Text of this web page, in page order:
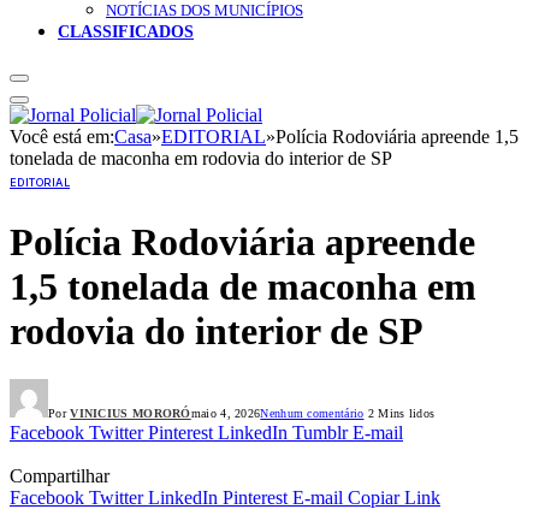
NOTÍCIAS DOS MUNICÍPIOS
CLASSIFICADOS
Você está em:Casa»EDITORIAL»Polícia Rodoviária apreende 1,5
tonelada de maconha em rodovia do interior de SP
EDITORIAL
Polícia Rodoviária apreende
1,5 tonelada de maconha em
rodovia do interior de SP
Por VINICIUS MORORÓmaio 4, 2026Nenhum comentário 2 Mins lidos
Facebook Twitter Pinterest LinkedIn Tumblr E-mail
Compartilhar
Facebook Twitter LinkedIn Pinterest E-mail Copiar Link